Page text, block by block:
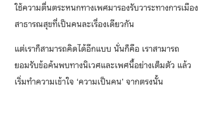
ใช้ความตื่นตระหนกทางเพศมารองรับวาระทางการเมือง
สาธารณสุขที่เป็นคนละเรื่องเดียวกัน
แต่เราก็สามารถคิดได้อีกแบบ นั่นก็คือ เราสามารถ
ยอมรับข้อค้นพบทางนิเวศและเพศนี้อย่างเต็มตัว แล้ว
เริ่มทำความเข้าใจ ‘ความเป็นคน’ จากตรงนั้น